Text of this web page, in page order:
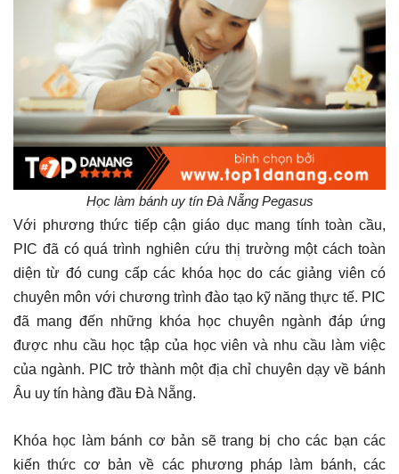
Học làm bánh uy tín Đà Nẵng Pegasus
Với phương thức tiếp cận giáo dục mang tính toàn cầu,
PIC đã có quá trình nghiên cứu thị trường một cách toàn
diện từ đó cung cấp các khóa học do các giảng viên có
chuyên môn với chương trình đào tạo kỹ năng thực tế. PIC
đã mang đến những khóa học chuyên ngành đáp ứng
được nhu cầu học tập của học viên và nhu cầu làm việc
của ngành. PIC trở thành một địa chỉ chuyên dạy về bánh
Âu uy tín hàng đầu Đà Nẵng.
Khóa học làm bánh cơ bản sẽ trang bị cho các bạn các
kiến thức cơ bản về các phương pháp làm bánh, các